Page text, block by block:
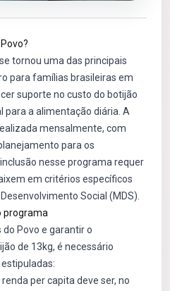
se tornou uma das principais
para famílias brasileiras em
suporte no custo do botijão
para a alimentação diária. A
mensalmente, com
para os
nesse programa requer
em critérios específicos
Social (MDS).
programa
do Povo e garantir o
de 13kg, é necessário
per capita deve ser, no